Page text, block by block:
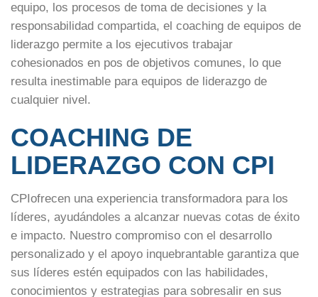
equipo, los procesos de toma de decisiones y la
responsabilidad compartida, el coaching de equipos de
liderazgo permite a los ejecutivos trabajar
cohesionados en pos de objetivos comunes, lo que
resulta inestimable para equipos de liderazgo de
cualquier nivel.
COACHING DE
LIDERAZGO CON CPI
CPIofrecen una experiencia transformadora para los
líderes, ayudándoles a alcanzar nuevas cotas de éxito
e impacto. Nuestro compromiso con el desarrollo
personalizado y el apoyo inquebrantable garantiza que
sus líderes estén equipados con las habilidades,
conocimientos y estrategias para sobresalir en sus